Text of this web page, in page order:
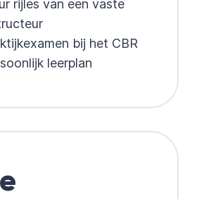
rijles van een vaste
bij het CBR
leerplan